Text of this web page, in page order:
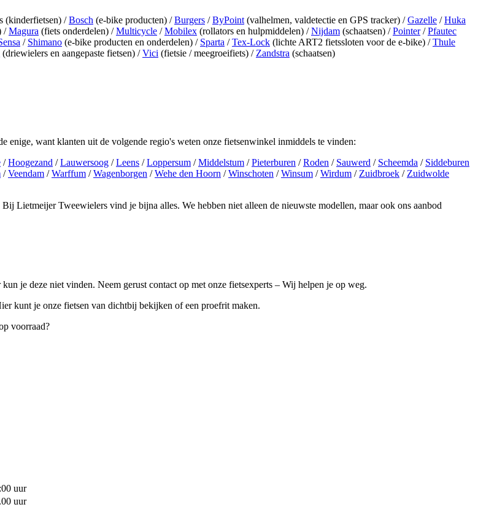
(kinderfietsen) /Bosch (e-bike producten) /Burgers /ByPoint (valhelmen, valdetectie en GPS tracker) /Gazelle /Huka
/Magura (fiets onderdelen) /Multicycle /Mobilex (rollators en hulpmiddelen) /Nijdam (schaatsen) /Pointer/Pfautec
/ Shimano (e-bike producten en onderdelen) / Sparta /Tex-Lock (lichte ART2 fietssloten voor de e-bike) /Thule
(driewielers en aangepaste fietsen) /Vici (fietsie / meegroeifiets) / Zandstra (schaatsen)
want klanten uit de volgende regio's weten onze fietsenwinkel inmiddels te vinden:
/Hoogezand /Lauwersoog /Leens /Loppersum /Middelstum /Pieterburen /Roden / Sauwerd / Scheemda / Siddeburen
/Veendam /Warffum /Wagenborgen /Wehe den Hoorn /Winschoten /Winsum /Wirdum / Zuidbroek / Zuidwolde
Lietmeijer Tweewielers vind je bijna alles. We hebben niet alleen de nieuwste modellen, maar ook ons aanbod
je deze niet vinden. Neem gerust contact op met onze fietsexperts – Wij helpen je op weg.
kunt je onze fietsen van dichtbij bekijken of een proefrit maken.
voorraad?
uur
uur